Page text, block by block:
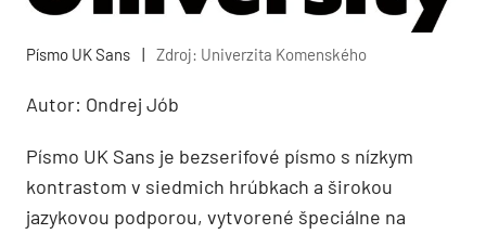
Písmo UK Sans | Zdroj: Univerzita Komenského
Autor: Ondrej Jób
Písmo UK Sans je bezserifové písmo s nízkym
kontrastom v siedmich hrúbkach a širokou
jazykovou podporou, vytvorené špeciálne na